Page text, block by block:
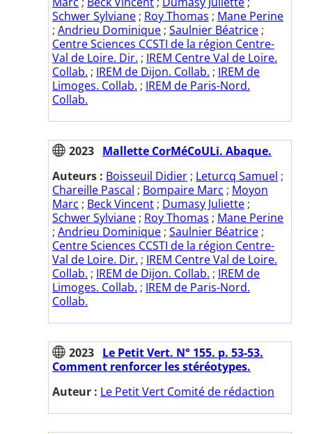
Schwer Sylviane ; Roy Thomas ; Mane Perine
; Andrieu Dominique ; Saulnier Béatrice ;
Centre Sciences CCSTI de la région Centre-
Val de Loire. Dir. ; IREM Centre Val de Loire.
Collab. ; IREM de Dijon. Collab. ; IREM de
Limoges. Collab. ; IREM de Paris-Nord.
Collab.
2023 Mallette CorMéCoULi. Abaque.
Auteurs : Boisseuil Didier ; Leturcq Samuel ;
Chareille Pascal ; Bompaire Marc ; Moyon
Marc ; Beck Vincent ; Dumasy Juliette ;
Schwer Sylviane ; Roy Thomas ; Mane Perine
; Andrieu Dominique ; Saulnier Béatrice ;
Centre Sciences CCSTI de la région Centre-
Val de Loire. Dir. ; IREM Centre Val de Loire.
Collab. ; IREM de Dijon. Collab. ; IREM de
Limoges. Collab. ; IREM de Paris-Nord.
Collab.
2023 Le Petit Vert. N° 155. p. 53-53.
Comment renforcer les stéréotypes.
Auteur : Le Petit Vert Comité de rédaction